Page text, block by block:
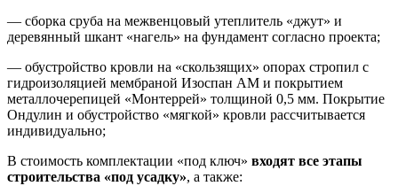
— сборка сруба на межвенцовый утеплитель «джут» и
деревянный шкант «нагель» на фундамент согласно проекта;
— обустройство кровли на «скользящих» опорах стропил с
гидроизоляцией мембраной Изоспан АМ и покрытием
металлочерепицей «Монтеррей» толщиной 0,5 мм. Покрытие
Ондулин и обустройство «мягкой» кровли рассчитывается
индивидуально;
В стоимость комплектации «под ключ» входят все этапы
строительства «под усадку», а также: